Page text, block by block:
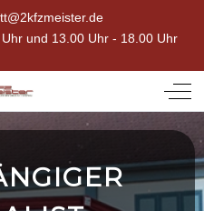
und 13.00 Uhr - 18.00 Uhr
Off-